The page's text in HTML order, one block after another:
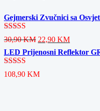
Gejmerski Zvučnici sa
Ocjenjeno
5.00
30,90KM Original
was:
22,90 KMCurrent
price
is:
LED Prijenosni Reflektor
Ocjenjeno
5.00
108,90 KM